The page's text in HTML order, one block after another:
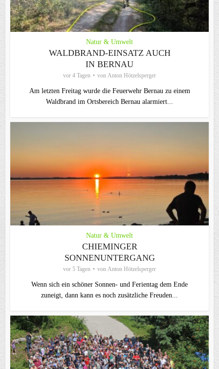
Natur & Umwelt
WALDBRAND-EINSATZ AUCH
IN BERNAU
vor 4 Tagen von Anton Hötzelsperger
Am letzten Freitag wurde die Feuerwehr Bernau zu einem
Waldbrand im Ortsbereich Bernau alarmiert...
Natur & Umwelt
CHIEMINGER
SONNENUNTERGANG
vor 5 Tagen von Anton Hötzelsperger
Wenn sich ein schöner Sonnen- und Ferientag dem Ende
zuneigt, dann kann es noch zusätzliche Freuden...